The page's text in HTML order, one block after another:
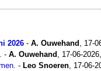
2026 - A. Ouwehand , 17-
- A. Ouwehand , 17-06-
- Leo Snoeren, 17-06-